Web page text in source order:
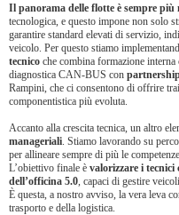
Il panorama delle flotte è sempre
tecnologica, e questo impone non solo
garantire standard elevati di servizio,
veicolo. Per questo stiamo
tecnico che combina formazione
diagnostica CAN-BUS con
Rampini, che ci consentono di offrire
componentistica più evoluta.
Accanto alla crescita tecnica, un altro
manageriali . Stiamo lavorando su
per allineare sempre di più le
L’obiettivo finale è valorizzare i tecnici
dell’officina 5.0 , capaci di gestire
È questa, a nostro avviso, la vera leva
trasporto e della logistica.